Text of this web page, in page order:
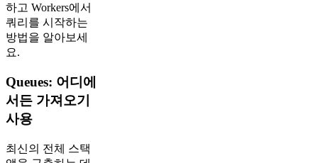
하고 Workers에서
쿼리를 시작하는
방법을 알아보세
요.
Queues: 어디에
서든 가져오기
사용
최신의 전체 스택